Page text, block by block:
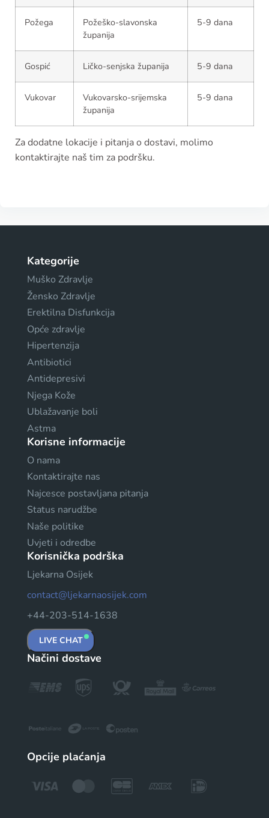
Požega
Požeško-slavonska
županija
5-9 dana
Gospić Ličko-senjska županija 5-9 dana
Vukovar
Vukovarsko-srijemska
županija
5-9 dana
Za dodatne lokacije i pitanja o dostavi, molimo
kontaktirajte naš tim za podršku.
Kategorije
Muško Zdravlje
Žensko Zdravlje
Erektilna Disfunkcija
Opće zdravlje
Hipertenzija
Antibiotici
Antidepresivi
Njega Kože
Ublažavanje boli
Astma
Korisne informacije
O nama
Kontaktirajte nas
Najcesce postavljana pitanja
Status narudžbe
Naše politike
Uvjeti i odredbe
Korisnička podrška
Ljekarna Osijek
contact@ljekarnaosijek.com
+44-203-514-1638
LIVE CHAT
Načini dostave
Opcije plaćanja